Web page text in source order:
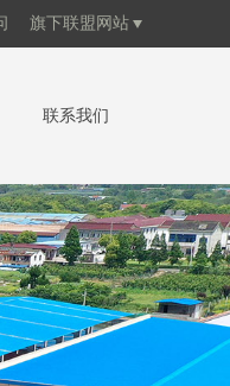
旗下联盟网站
联系我们